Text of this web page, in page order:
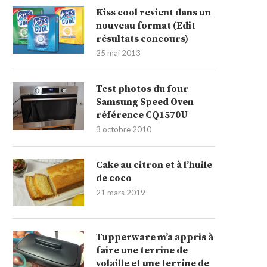
Kiss cool revient dans un
nouveau format (Edit
résultats concours)
25 mai 2013
Test photos du four
Samsung Speed Oven
référence CQ1570U
3 octobre 2010
Cake au citron et à l’huile
de coco
21 mars 2019
Tupperware m’a appris à
faire une terrine de
volaille et une terrine de